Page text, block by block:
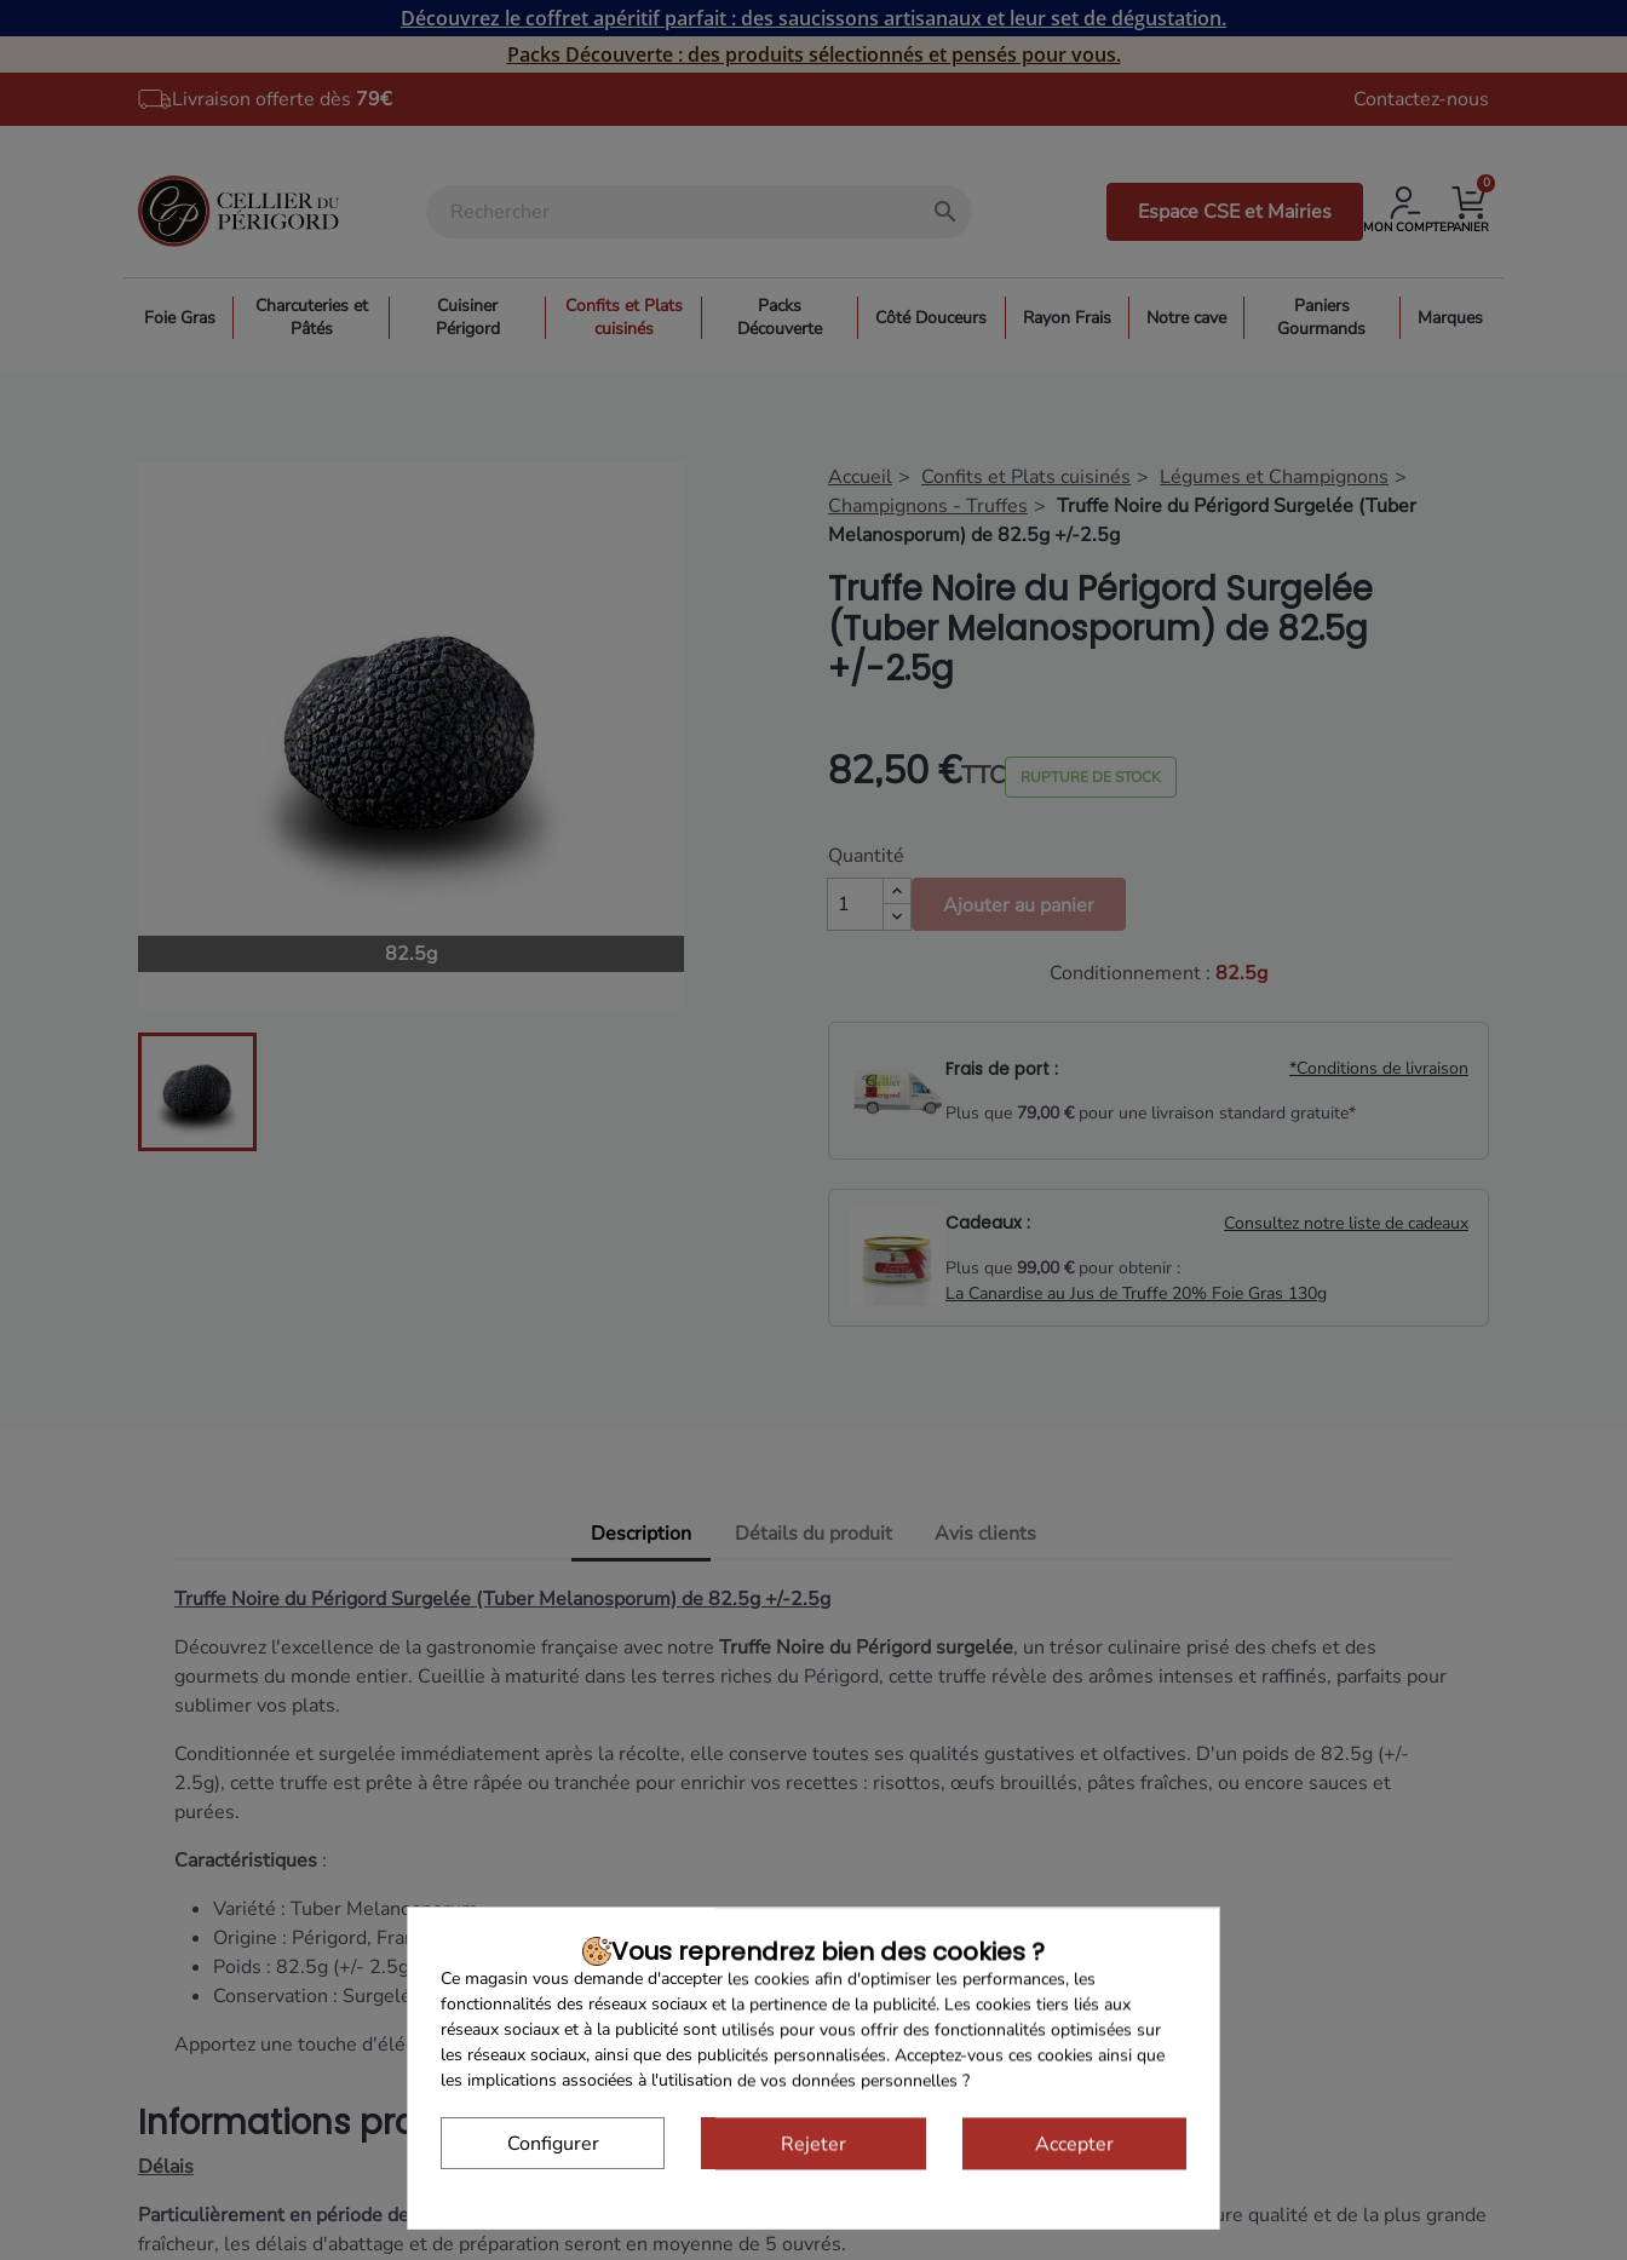
Découvrez le coffret apéritif parfait : des saucissons artisanaux et leur set de dégustation.
Packs Découverte : des produits sélectionnés et pensés pour vous.
Livraison offerte dès 79€ Contactez-nous
search Espace CSE et Mairies
MON COMPTEPANIER
0
Foie Gras
Charcuteries et
Pâtés
Cuisiner
Périgord
Confits et Plats
cuisinés
Packs
Découverte
Côté Douceurs Rayon Frais Notre cave
Paniers
Gourmands
Marques
82.5g
Accueil Confits et Plats cuisinés
Légumes et Champignons
Champignons - Truffes
Truffe Noire du Périgord Surgelée (Tuber
Melanosporum) de 82.5g +/-2.5g
Truffe Noire du Périgord Surgelée
(Tuber Melanosporum) de 82.5g
+/-2.5g
82,50 €TTC RUPTURE DE STOCK
Quantité
Ajouter au panier
Conditionnement : 82.5g
Frais de port :
*Conditions de livraison
Plus que 79,00 €pour une livraison standard gratuite*
Cadeaux :
Consultez notre liste de cadeaux
Plus que 99,00 €pour obtenir :
La Canardise au Jus de Truffe 20% Foie Gras 130g
Description Détails du produit Avis clients
Truffe Noire du Périgord Surgelée (Tuber Melanosporum) de 82.5g +/-2.5g
Découvrez l'excellence de la gastronomie française avec notre Truffe Noire du Périgord surgelée, un trésor culinaire prisé des chefs et des
gourmets du monde entier. Cueillie à maturité dans les terres riches du Périgord, cette truffe révèle des arômes intenses et raffinés, parfaits pour
sublimer vos plats.
Conditionnée et surgelée immédiatement après la récolte, elle conserve toutes ses qualités gustatives et olfactives. D'un poids de 82.5g (+/-
2.5g), cette truffe est prête à être râpée ou tranchée pour enrichir vos recettes : risottos, œufs brouillés, pâtes fraîches, ou encore sauces et
purées.
Caractéristiques :
Variété : Tuber Melanosporum
Origine : Périgord, France
Poids : 82.5g (+/- 2.5g)
Conservation : Surgelée pour préserver sa fraîcheur et ses arômes
Apportez une touche d'élégance et de raffinement à votre table avec cette truffe noire d'exception.
Informations produits frais
Délais
Particulièrement en période de fin d'année, pensez à anticiper vos commandes
. Afin de vous garantir un produit de la meilleure qualité et de la plus grande
fraîcheur, les délais d'abattage et de préparation seront en moyenne de 5 ouvrés.
Vous reprendrez bien des cookies ?
Ce magasin vous demande d'accepter les cookies afin d'optimiser les performances, les
fonctionnalités des réseaux sociaux et la pertinence de la publicité. Les cookies tiers liés aux
réseaux sociaux et à la publicité sont utilisés pour vous offrir des fonctionnalités optimisées sur
les réseaux sociaux, ainsi que des publicités personnalisées. Acceptez-vous ces cookies ainsi que
les implications associées à l'utilisation de vos données personnelles ?
Configurer Rejeter Accepter